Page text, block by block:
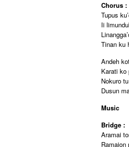
Chorus :
Tupus
Ii
Tinan ku
Andeh
Karati ko
Nokuro
Dusun
Music
Bridge :
Aramai
Ramaion